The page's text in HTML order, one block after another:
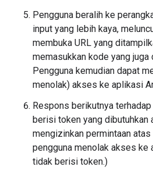
Pengguna beralih ke
input yang lebih kaya,
membuka URL yang
memasukkan kode yang juga
Pengguna kemudian dapat
menolak) akses ke aplikasi
Respons berikutnya
berisi token yang dibutuhkan
mengizinkan permintaan
pengguna menolak akses ke
tidak berisi token.)